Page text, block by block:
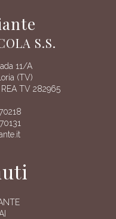
S.S.
11/A
(TV)
TV 282965